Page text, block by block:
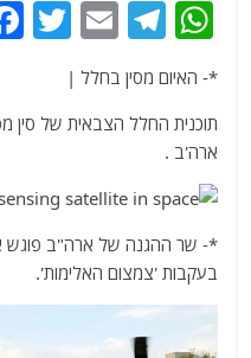
W
at
s
A
p
p
T
e
g
m
E
m
ai
l
T
*- האיום מסין בחלל |
תוכנית החלל הצבאית של סין
ארה'ב .
*- שר ההגנה של ארה"ב פוגש
בעקבות 'צמצום האלימות'.